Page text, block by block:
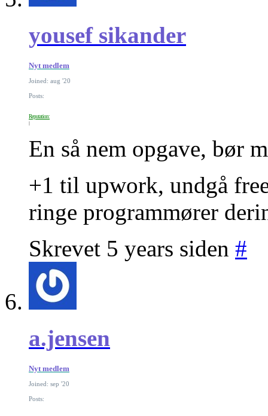
yousef sikander
Nyt medlem
Joined: aug '20
Posts:
Reputation:
En så nem opgave, bør
+1 til upwork, undgå
ringe programmører
Skrevet 5 years siden #
a.jensen
Nyt medlem
Joined: sep '20
Posts: